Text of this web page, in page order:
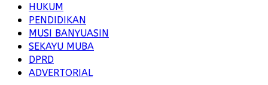
HUKUM
PENDIDIKAN
MUSI BANYUASIN
SEKAYU MUBA
DPRD
ADVERTORIAL